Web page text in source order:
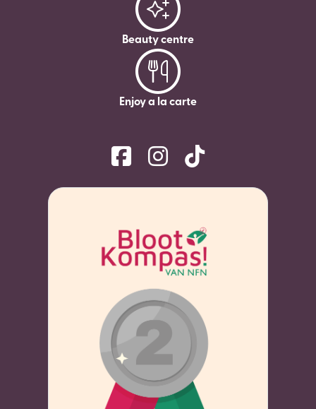
Beauty centre
Enjoy a la carte